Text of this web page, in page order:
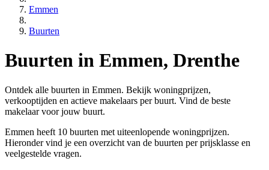
Emmen
Buurten
Buurten in Emmen, Drenthe
Ontdek alle buurten in Emmen. Bekijk woningprijzen,
verkooptijden en actieve makelaars per buurt. Vind de beste
makelaar voor jouw buurt.
Emmen heeft 10 buurten met uiteenlopende woningprijzen.
Hieronder vind je een overzicht van de buurten per prijsklasse en
veelgestelde vragen.